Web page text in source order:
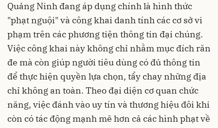
Quảng Ninh đang áp dụng chính là hình thức
"phạt nguội" và công khai danh tính các cơ sở vi
phạm trên các phương tiện thông tin đại chúng.
Việc công khai này không chỉ nhằm mục đích răn
đe mà còn giúp người tiêu dùng có đủ thông tin
để thực hiện quyền lựa chọn, tẩy chay những địa
chỉ không an toàn. Theo đại diện cơ quan chức
năng, việc đánh vào uy tín và thương hiệu đôi khi
còn có tác động mạnh mẽ hơn cả các hình phạt về